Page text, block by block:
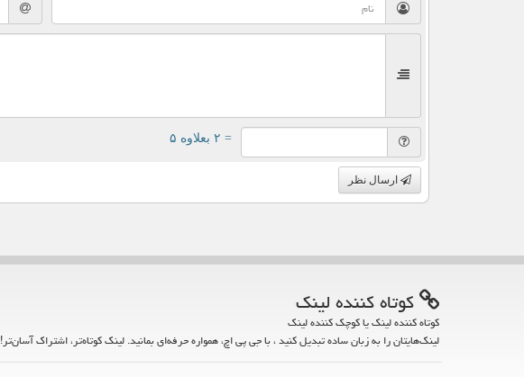
= ۲ بعلاوه ۵
ارسال نظر
كوتاه كننده لینك
کوتاه کننده لینک یا کوچک کننده لینک
لینک‌هایتان را به زبان ساده تبدیل کنید ، با جی پی اچ، همواره حرفه‌ای بمانید. لینک کوتاه‌تر، اشتراک آسان‌تر!